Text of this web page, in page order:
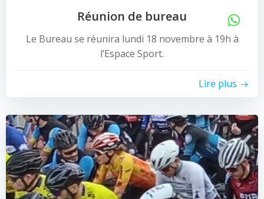
Réunion de bureau
Le Bureau se réunira lundi 18 novembre à 19h à
l’Espace Sport.
Lire plus